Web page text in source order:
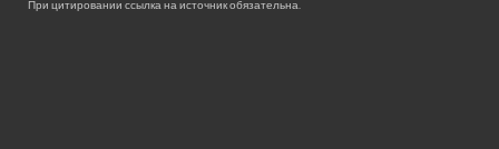
При цитировании ссылка на источник обязательна.